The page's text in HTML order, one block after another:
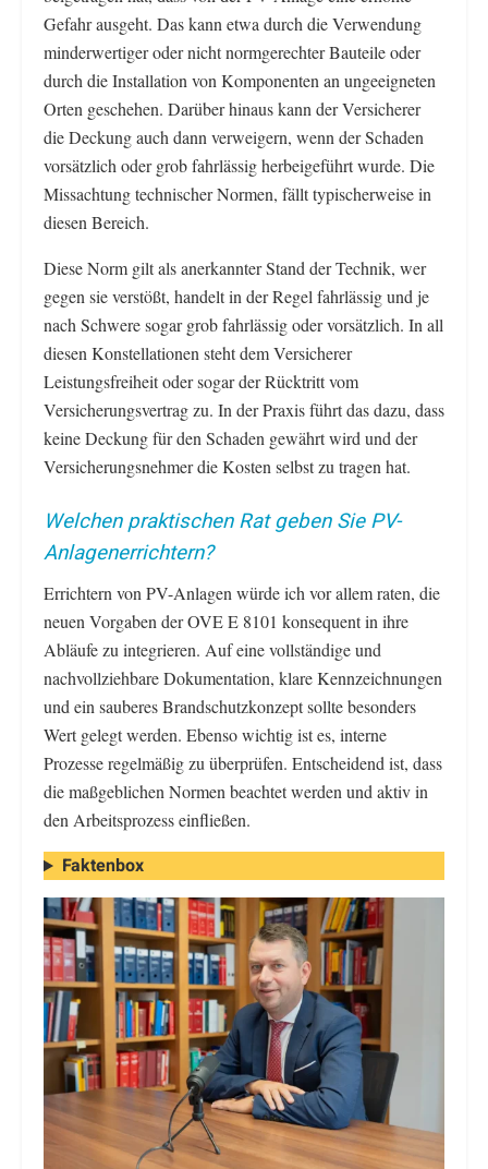
Gefahr ausgeht. Das kann etwa durch die Verwendung
minderwertiger oder nicht normgerechter Bauteile oder
durch die Installation von Komponenten an ungeeigneten
Orten geschehen. Darüber hinaus kann der Versicherer
die Deckung auch dann verweigern, wenn der Schaden
vorsätzlich oder grob fahrlässig herbeigeführt wurde. Die
Missachtung technischer Normen, fällt typischerweise in
diesen Bereich.
Diese Norm gilt als anerkannter Stand der Technik, wer
gegen sie verstößt, handelt in der Regel fahrlässig und je
nach Schwere sogar grob fahrlässig oder vorsätzlich. In all
diesen Konstellationen steht dem Versicherer
Leistungsfreiheit oder sogar der Rücktritt vom
Versicherungsvertrag zu. In der Praxis führt das dazu, dass
keine Deckung für den Schaden gewährt wird und der
Versicherungsnehmer die Kosten selbst zu tragen hat.
Welchen praktischen Rat geben Sie PV-
Anlagenerrichtern?
Errichtern von PV-Anlagen würde ich vor allem raten, die
neuen Vorgaben der OVE E 8101 konsequent in ihre
Abläufe zu integrieren. Auf eine vollständige und
nachvollziehbare Dokumentation, klare Kennzeichnungen
und ein sauberes Brandschutzkonzept sollte besonders
Wert gelegt werden. Ebenso wichtig ist es, interne
Prozesse regelmäßig zu überprüfen. Entscheidend ist, dass
die maßgeblichen Normen beachtet werden und aktiv in
den Arbeitsprozess einfließen.
Faktenbox